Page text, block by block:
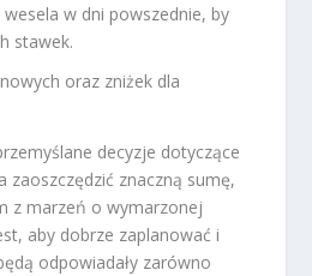
w dni powszednie, by
stawek.
oraz zniżek dla
decyzje dotyczące
zaoszczędzić znaczną sumę,
z marzeń o wymarzonej
aby dobrze zaplanować i
odpowiadały zarówno